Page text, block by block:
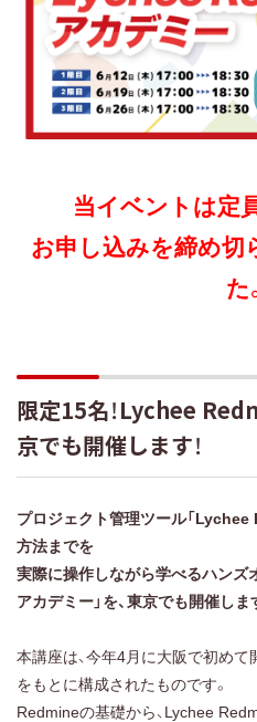
当イベントは定
お申し込みを締め切
た
限定15名！Lychee
京でも開催します！
プロジェクト管理ツール「Lychee
方法までを
実際に操作しながら学べるハン
アカデミー」を、東京でも開催しま
本講座は、今年4月に大阪で初めて
をもとに構成されたものです。
Redmineの基礎から、Lychee